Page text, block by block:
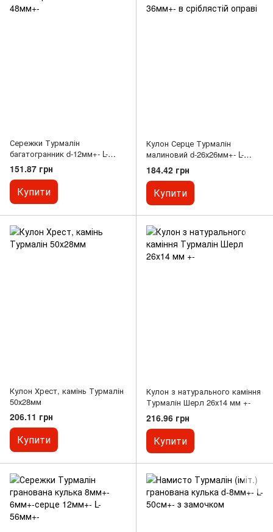
Сережки Турмалін
багатогранник d-12мм+- L-
48мм+-
151.87 грн
Купити
Кулон Серце Турмалін
малиновий d-26х26мм+- L-
36мм+- в сріблястій оправі
184.42 грн
Купити
Кулон Хрест, камінь Турмалін
50х28мм
206.11 грн
Купити
Кулон з натурального каміння
Турмалін Шерл 26х14 мм +-
216.96 грн
Купити